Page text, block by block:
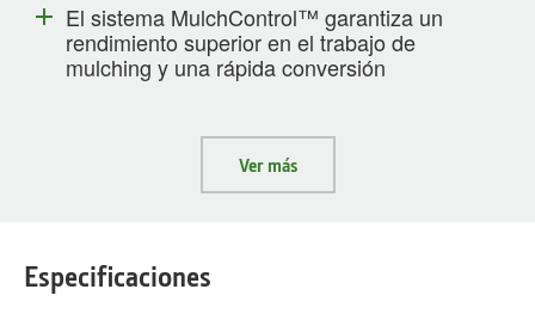
El sistema MulchControl™ garantiza un
rendimiento superior en el trabajo de
mulching y una rápida conversión
Ver más
Especificaciones